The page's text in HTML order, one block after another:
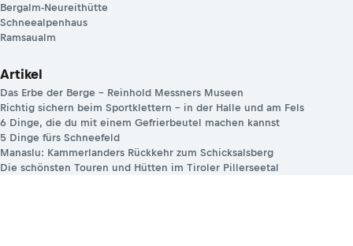
Bergalm-Neureithütte
Schneealpenhaus
Ramsaualm
Artikel
Das Erbe der Berge – Reinhold Messners Museen
Richtig sichern beim Sportklettern – in der Halle und am Fels
6 Dinge, die du mit einem Gefrierbeutel machen kannst
5 Dinge fürs Schneefeld
Manaslu: Kammerlanders Rückkehr zum Schicksalsberg
Die schönsten Touren und Hütten im Tiroler Pillerseetal